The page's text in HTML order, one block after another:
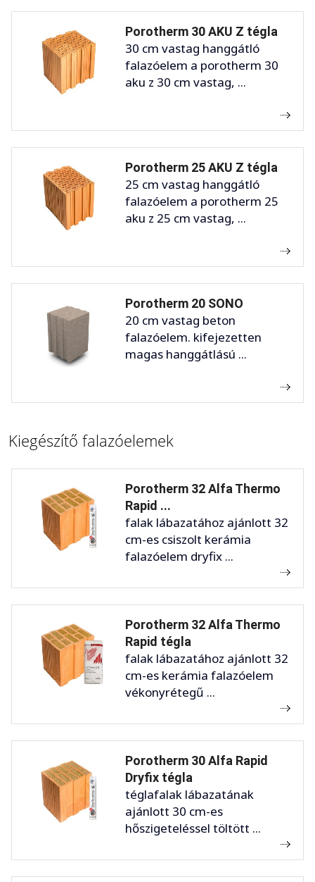
Porotherm 30 AKU Z tégla
30 cm vastag hanggátló
falazóelem a porotherm 30
aku z 30 cm vastag, ...
Porotherm 25 AKU Z tégla
25 cm vastag hanggátló
falazóelem a porotherm 25
aku z 25 cm vastag, ...
Porotherm 20 SONO
20 cm vastag beton
falazóelem. kifejezetten
magas hanggátlású ...
Kiegészítő falazóelemek
Porotherm 32 Alfa Thermo
Rapid ...
falak lábazatához ajánlott 32
cm-es csiszolt kerámia
falazóelem dryfix ...
Porotherm 32 Alfa Thermo
Rapid tégla
falak lábazatához ajánlott 32
cm-es kerámia falazóelem
vékonyrétegű ...
Porotherm 30 Alfa Rapid
Dryfix tégla
téglafalak lábazatának
ajánlott 30 cm-es
hőszigeteléssel töltött ...